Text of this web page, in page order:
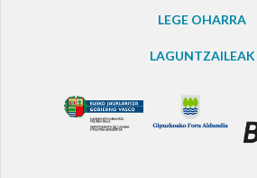
LEGE OHARRA
LAGUNTZAILEAK